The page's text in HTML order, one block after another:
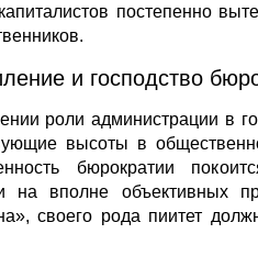
постепенно
и господство
роли администрации в
высоты в
бюрократии
вполне объективных
своего рода пиитет